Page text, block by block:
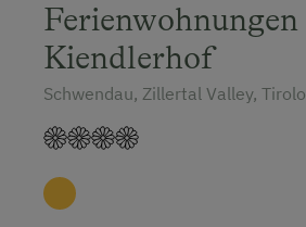
Ferienwohnungen
Kiendlerhof
Schwendau, Zillertal Valley, Tirolo